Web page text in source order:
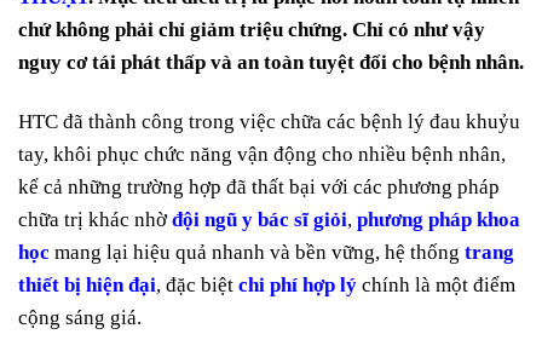
chứ không phải chỉ giảm triệu chứng. Chỉ có như vậy
nguy cơ tái phát thấp và an toàn tuyệt đối cho bệnh nhân.
HTC đã thành công trong việc chữa các bệnh lý đau khuỷu
tay, khôi phục chức năng vận động cho nhiều bệnh nhân,
kể cả những trường hợp đã thất bại với các phương pháp
chữa trị khác nhờđội ngũ y bác sĩ giỏi, phương pháp khoa
học mang lại hiệu quả nhanh và bền vững, hệ thống trang
thiết bị hiện đại, đặc biệt chi phí hợp lý chính là một điểm
cộng sáng giá.